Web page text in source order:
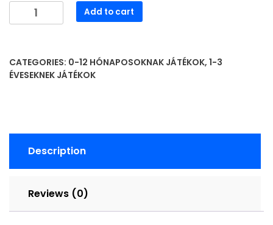
220427
Zöldségek
蔬
菜
Add to cart
CATEGORIES: 0-12 HÓNAPOSOKNAK JÁTÉKOK, 1-3
ÉVESEKNEK JÁTÉKOK
Description
Reviews (0)